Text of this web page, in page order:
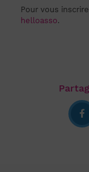
Pour vous
helloasso.